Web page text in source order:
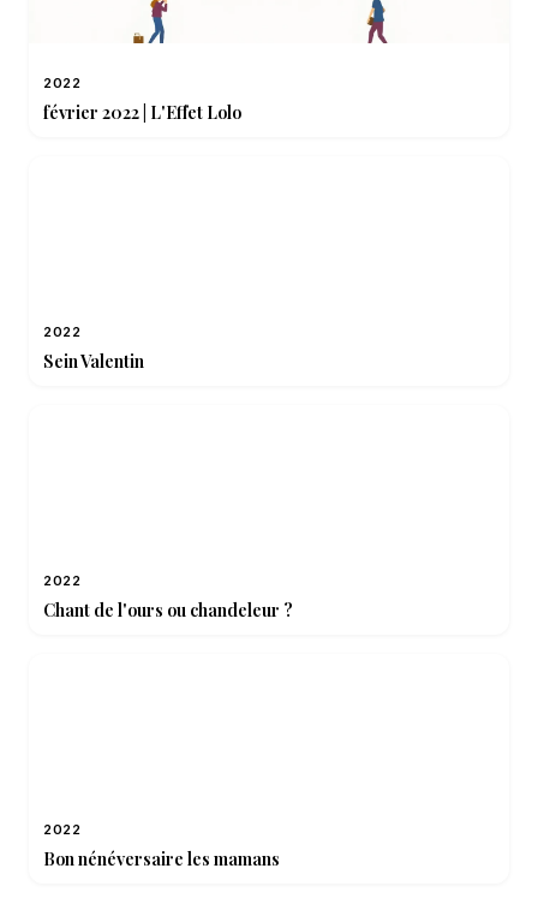
2022
février 2022 | L'Effet Lolo
2022
Sein Valentin
2022
Chant de l'ours ou chandeleur ?
2022
Bon nénéversaire les mamans